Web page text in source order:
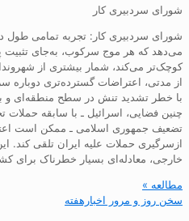
شورای سردبیری کار
شورای سردبیری کار: تجربه تمامی
می‌دهد که هر موج سرکوب، به‌جای تثبیت
کوچک‌تر می‌کند، شمار بیشتری از
از مدتی، اعتراضات گسترده‌تری دوباره
با خطر تشدید تنش در سطح منطقه‌ای و
چنین فضایی، اسرائیل ـ با سابقه
تضعیف جمهوری اسلامی ـ ممکن است
ازسرگیری حملات علیه ایران تلقی کند.
خارجی، معادله‌ای بسیار خطرناک برای
مطالعه »
سخن روز و مرور اخبارهفته